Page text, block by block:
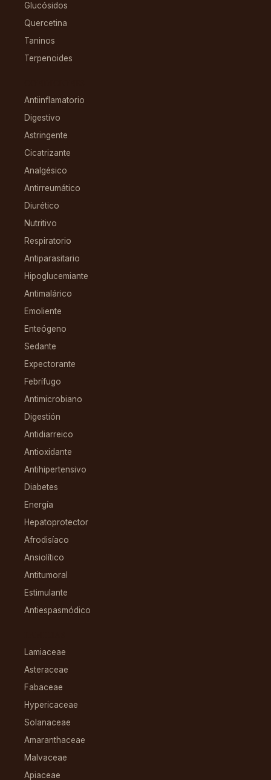
Glucósidos
Quercetina
Taninos
Terpenoides
Antiinflamatorio
Digestivo
Astringente
Cicatrizante
Analgésico
Antirreumático
Diurético
Nutritivo
Respiratorio
Antiparasitario
Hipoglucemiante
Antimalárico
Emoliente
Enteógeno
Sedante
Expectorante
Febrífugo
Antimicrobiano
Digestión
Antidiarreico
Antioxidante
Antihipertensivo
Diabetes
Energía
Hepatoprotector
Afrodisíaco
Ansiolítico
Antitumoral
Estimulante
Antiespasmódico
Lamiaceae
Asteraceae
Fabaceae
Hypericaceae
Solanaceae
Amaranthaceae
Malvaceae
Apiaceae